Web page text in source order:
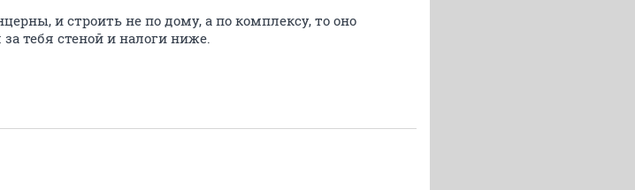
и строить не по дому, а по комплексу, то оно
тебя стеной и налоги ниже.